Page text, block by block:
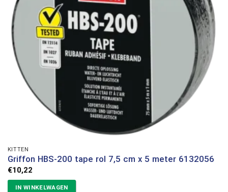
KITTEN
Griffon HBS-200 tape rol 7,5 cm x 5 meter 6132056
€10,22
IN WINKELWAGEN